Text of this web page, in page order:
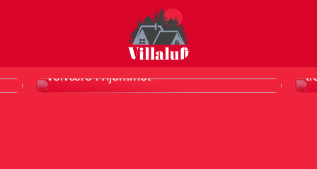
Infrarødt saunatæppe er din vej til
velvære i hjemmet